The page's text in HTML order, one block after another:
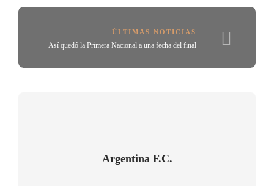
ÚLTIMAS NOTICIAS
Así quedó la Primera Nacional a una fecha del final
Argentina F.C.